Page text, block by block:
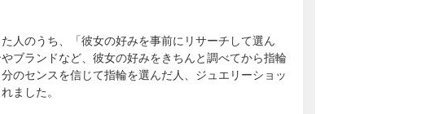
人のうち、「彼女の好みを事前にリサーチして選ん
ブランドなど、彼女の好みをきちんと調べてから指輪
のセンスを信じて指輪を選んだ人、ジュエリーショッ
ました。